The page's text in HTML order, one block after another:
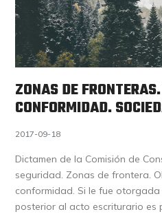
ZONAS DE
CONFORMIDAD.
2017-09-18
Dictamen de la Comisión de
seguridad. Zonas de frontera.
conformidad. Si le fue
posterior al acto escriturario es